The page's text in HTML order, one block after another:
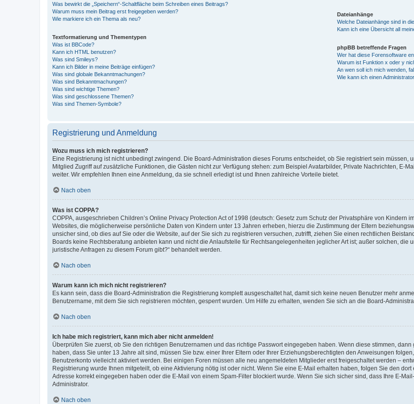
Was bewirkt die „Speichern“-Schaltfläche beim Schreiben eines Beitrags?
Warum muss mein Beitrag erst freigegeben werden?
Wie markiere ich ein Thema als neu?
Textformatierung und Thementypen
Was ist BBCode?
Kann ich HTML benutzen?
Was sind Smileys?
Kann ich Bilder in meine Beiträge einfügen?
Was sind globale Bekanntmachungen?
Was sind Bekanntmachungen?
Was sind wichtige Themen?
Was sind geschlossene Themen?
Was sind Themen-Symbole?
Dateianhänge
Welche Dateianhänge sind in
Kann ich eine Übersicht all
phpBB betreffende Fragen
Wer hat diese Forensoftware
Warum ist Funktion x oder y
An wen soll ich mich wenden,
Wie kann ich einen
Registrierung und Anmeldung
Wozu muss ich mich registrieren?
Eine Registrierung ist nicht unbedingt zwingend. Die Board-Administration dieses Forums entscheidet, ob Sie registriert sein müssen,
Mitglied Zugriff auf zusätzliche Funktionen, die Gästen nicht zur Verfügung stehen: zum Beispiel Avatarbilder, Private Nachrichten, E-
weiter. Wir empfehlen Ihnen eine Anmeldung, da sie schnell erledigt ist und Ihnen zahlreiche Vorteile bietet.
Nach oben
Was ist COPPA?
COPPA, ausgeschrieben Children’s Online Privacy Protection Act of 1998 (deutsch: Gesetz zum Schutz der Privatsphäre von Kindern
Websites, die möglicherweise persönliche Daten von Kindern unter 13 Jahren erheben, hierzu die Zustimmung der Eltern
unsicher sind, ob dies auf Sie oder die Website, auf der Sie sich zu registrieren versuchen, zutrifft, ziehen Sie einen rechtlichen
Boards keine Rechtsberatung anbieten kann und nicht die Anlaufstelle für Rechtsangelegenheiten jeglicher Art ist; außer solchen, die
juristische Anfragen zu diesem Forum gibt?“ behandelt werden.
Nach oben
Warum kann ich mich nicht registrieren?
Es kann sein, dass die Board-Administration die Registrierung komplett ausgeschaltet hat, damit sich keine neuen Benutzer mehr
Benutzername, mit dem Sie sich registrieren möchten, gesperrt wurden. Um Hilfe zu erhalten, wenden Sie sich an die Board-
Nach oben
Ich habe mich registriert, kann mich aber nicht anmelden!
Überprüfen Sie zuerst, ob Sie den richtigen Benutzernamen und das richtige Passwort eingegeben haben. Wenn diese stimmen,
haben, dass Sie unter 13 Jahre alt sind, müssen Sie bzw. einer Ihrer Eltern oder Ihrer Erziehungsberechtigten den Anweisungen
Benutzerkonto vielleicht aktiviert werden. Bei einigen Foren müssen alle neu angemeldeten Mitglieder erst freigeschaltet werden –
Registrierung wurde Ihnen mitgeteilt, ob eine Aktivierung nötig ist oder nicht. Wenn Sie eine E-Mail erhalten haben, folgen Sie den
Adresse korrekt eingegeben haben oder die E-Mail von einem Spam-Filter blockiert wurde. Wenn Sie sich sicher sind, dass Ihre E-
Administrator.
Nach oben